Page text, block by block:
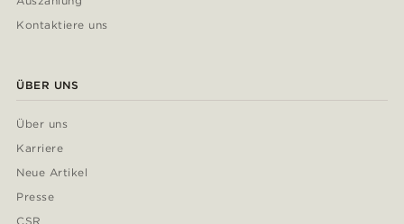
Kontaktiere uns
ÜBER UNS
Über uns
Karriere
Neue Artikel
Presse
CSR